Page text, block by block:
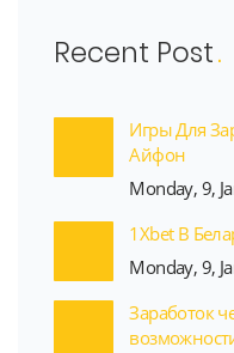
Recent Post
Игры Для
Айфон
Monday, 9,
1Xbet В
Monday, 9,
Заработок